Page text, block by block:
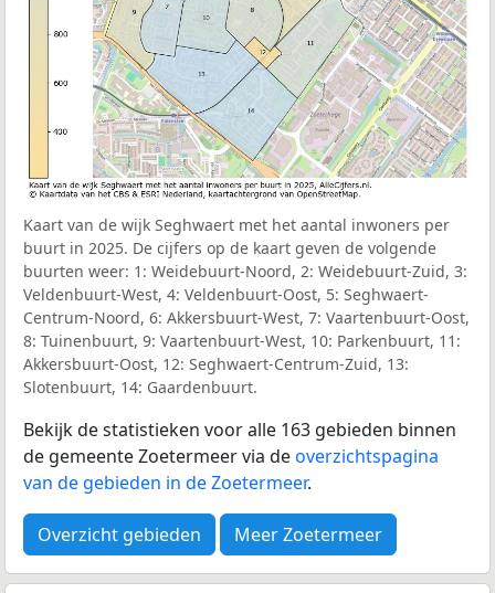
Kaart van de wijk Seghwaert met het aantal inwoners per
buurt in 2025. De cijfers op de kaart geven de volgende
buurten weer: 1: Weidebuurt-Noord, 2: Weidebuurt-Zuid, 3:
Veldenbuurt-West, 4: Veldenbuurt-Oost, 5: Seghwaert-
Centrum-Noord, 6: Akkersbuurt-West, 7: Vaartenbuurt-Oost,
8: Tuinenbuurt, 9: Vaartenbuurt-West, 10: Parkenbuurt, 11:
Akkersbuurt-Oost, 12: Seghwaert-Centrum-Zuid, 13:
Slotenbuurt, 14: Gaardenbuurt.
Bekijk de statistieken voor alle 163 gebieden binnen
de gemeente Zoetermeer via deoverzichtspagina
van de gebieden in de Zoetermeer.
Overzicht gebieden Meer Zoetermeer